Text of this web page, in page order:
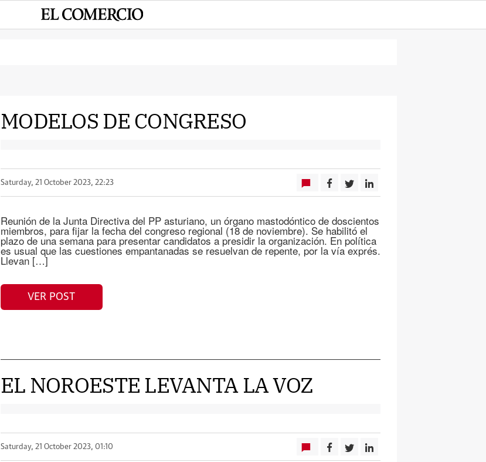
MODELOS DE CONGRESO
Saturday, 21 October 2023, 22:23
Reunión de la Junta Directiva del PP asturiano, un órgano mastodóntico de doscientos
miembros, para fijar la fecha del congreso regional (18 de noviembre). Se habilitó el
plazo de una semana para presentar candidatos a presidir la organización. En política
es usual que las cuestiones empantanadas se resuelvan de repente, por la vía exprés.
Llevan […]
VER POST
EL NOROESTE LEVANTA LA VOZ
Saturday, 21 October 2023, 01:10